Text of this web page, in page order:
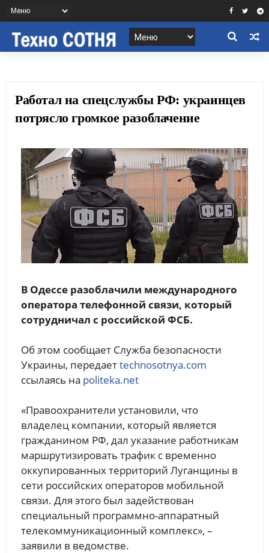
Работал на спецслужбы РФ: украинцев
потрясло громкое разоблачение
В Одессе разоблачили международного
оператора телефонной связи, который
сотрудничал с российской ФСБ.
Об этом сообщает Служба безопасности
Украины, передаетtechnosotnya.com
ссылаясь на politeka.net
«Правоохранители установили, что
владелец компании, который является
гражданином РФ, дал указание работникам
маршрутизировать трафик с временно
оккупированных территорий Луганщины в
сети российских операторов мобильной
связи. Для этого был задействован
специальный программно-аппаратный
телекоммуникационный комплекс», –
заявили в ведомстве.